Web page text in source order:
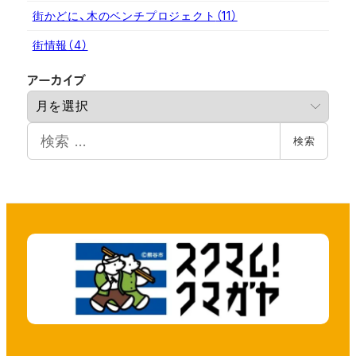
街かどに、木のベンチプロジェクト （11）
街情報 （4）
アーカイブ
カ
検索